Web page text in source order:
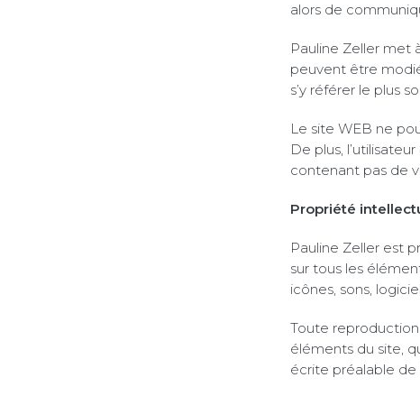
alors de
Pauline Zeller met
peuvent être
s’y référer le plus
Le site WEB ne
De plus,
contenant pas de
Propriété
Pauline Zeller est
sur tous les
icônes, sons,
Toute
éléments du site,
écrite préalable de